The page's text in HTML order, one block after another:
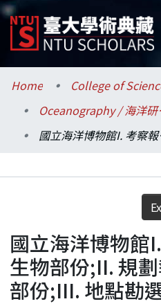
Communities &
Research Outputs
Statistics
Home
College of
國立海洋博
國立海洋博物館
生物部份;II. 規
部份;III. 地點勘